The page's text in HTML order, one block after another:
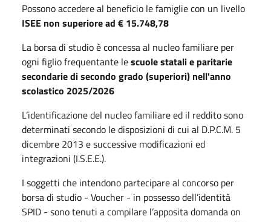
Possono accedere al beneficio le famiglie con un livello
ISEE non superiore ad € 15.748,78
La borsa di studio è concessa al nucleo familiare per
ogni figlio frequentante lescuole statali e paritarie
secondarie di secondo grado (superiori) nell'anno
scolastico 2025/2026
L’identificazione del nucleo familiare ed il reddito sono
determinati secondo le disposizioni di cui al D.P.C.M. 5
dicembre 2013 e successive modificazioni ed
integrazioni (I.S.E.E.).
I soggetti che intendono partecipare al concorso per
borsa di studio - Voucher - in possesso dell’identità
SPID - sono tenuti a compilare l’apposita domanda on